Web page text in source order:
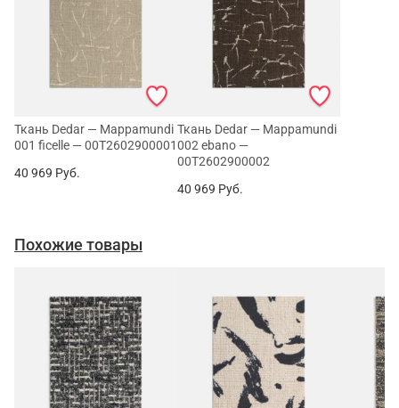
Ткань Dedar — Mappamundi
001 ficelle — 00T2602900001
40 969 Руб.
Ткань Dedar — Mappamundi
002 ebano —
00T2602900002
40 969 Руб.
Похожие товары